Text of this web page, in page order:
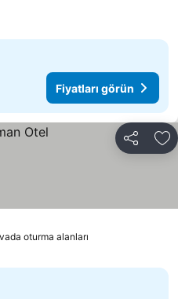
Fiyatları görün
Paylaş
oturma alanları